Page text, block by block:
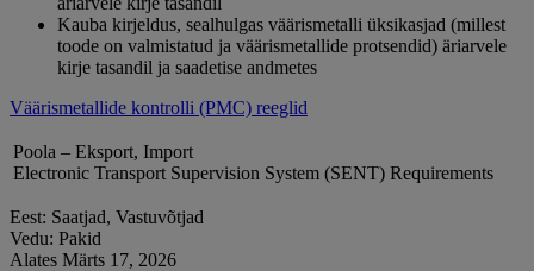
Kauba kirjeldus, sealhulgas väärismetalli üksikasjad (millest
toode on valmistatud ja väärismetallide protsendid) äriarvele
kirje tasandil ja saadetise andmetes
Väärismetallide kontrolli (PMC) reeglid
Poola – Eksport, Import
Electronic Transport Supervision System (SENT) Requirements
Eest: Saatjad, Vastuvõtjad
Vedu: Pakid
Alates Märts 17, 2026